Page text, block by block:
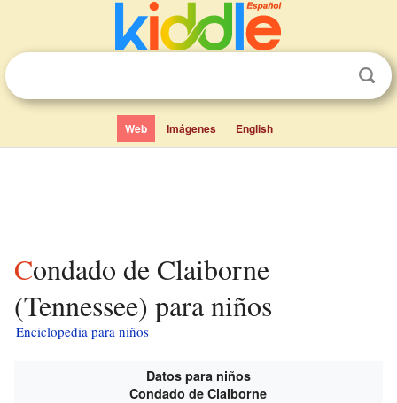
Web Imágenes English
Condado de Claiborne
(Tennessee) para niños
Enciclopedia para niños
Datos para niños
Condado de Claiborne